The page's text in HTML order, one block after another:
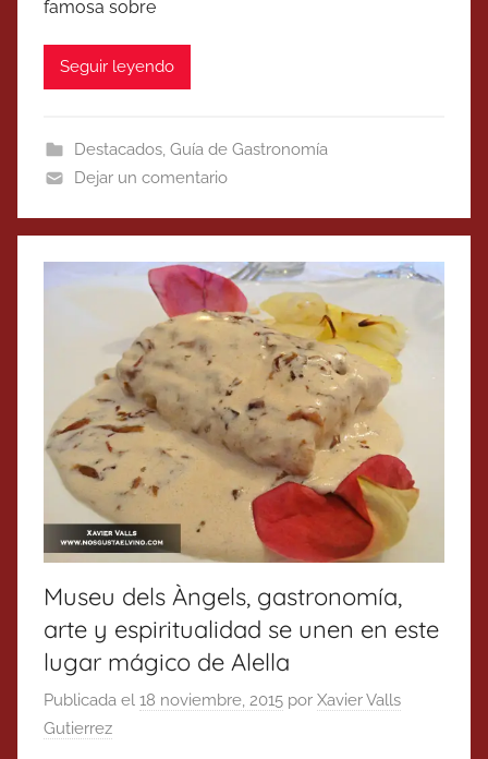
famosa sobre
Seguir leyendo
Destacados, Guía de Gastronomía
Dejar un comentario
Museu dels Àngels, gastronomía,
arte y espiritualidad se unen en este
lugar mágico de Alella
Publicada el 18 noviembre, 2015 por Xavier Valls
Gutierrez